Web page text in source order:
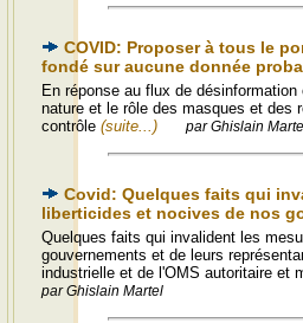
COVID: Proposer à tous le
fondé sur aucune donnée
En réponse au flux de
nature et le rôle des masques et des
contrôle (suite...) par Ghislain
Covid: Quelques faits qui
liberticides et nocives de nos
Quelques faits qui invalident les
gouvernements et de leurs
industrielle et de l'OMS autoritaire et
par Ghislain Martel